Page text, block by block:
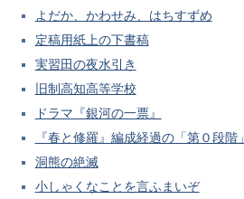
よだか、かわせみ、はちすずめ
定稿用紙上の下書稿
実習田の夜水引き
旧制高知高等学校
ドラマ『銀河の一票』
『春と修羅』編成経過の「第０段階」
洞熊の絶滅
小しゃくなことを言ふまいぞ